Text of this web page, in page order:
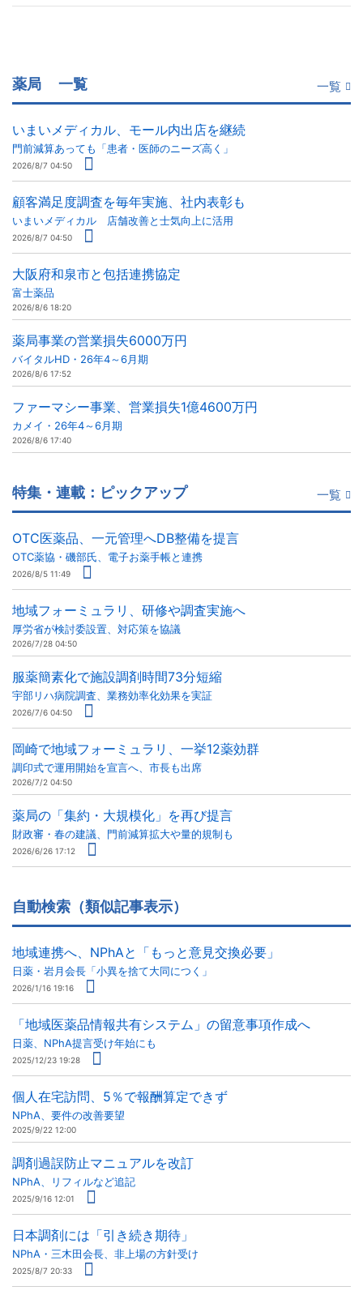
薬局 一覧 一覧
いまいメディカル、モール内出店を継続
門前減算あっても「患者・医師のニーズ高く」
2026/8/7 04:50
顧客満足度調査を毎年実施、社内表彰も
いまいメディカル 店舗改善と士気向上に活用
2026/8/7 04:50
大阪府和泉市と包括連携協定
富士薬品
2026/8/6 18:20
薬局事業の営業損失6000万円
バイタルHD・26年4～6月期
2026/8/6 17:52
ファーマシー事業、営業損失1億4600万円
カメイ・26年4～6月期
2026/8/6 17:40
特集・連載：ピックアップ 一覧
OTC医薬品、一元管理へDB整備を提言
OTC薬協・磯部氏、電子お薬手帳と連携
2026/8/5 11:49
地域フォーミュラリ、研修や調査実施へ
厚労省が検討委設置、対応策を協議
2026/7/28 04:50
服薬簡素化で施設調剤時間73分短縮
宇部リハ病院調査、業務効率化効果を実証
2026/7/6 04:50
岡崎で地域フォーミュラリ、一挙12薬効群
調印式で運用開始を宣言へ、市長も出席
2026/7/2 04:50
薬局の「集約・大規模化」を再び提言
財政審・春の建議、門前減算拡大や量的規制も
2026/6/26 17:12
自動検索（類似記事表示）
地域連携へ、NPhAと「もっと意見交換必要」
日薬・岩月会長「小異を捨て大同につく」
2026/1/16 19:16
「地域医薬品情報共有システム」の留意事項作成へ
日薬、NPhA提言受け年始にも
2025/12/23 19:28
個人在宅訪問、5％で報酬算定できず
NPhA、要件の改善要望
2025/9/22 12:00
調剤過誤防止マニュアルを改訂
NPhA、リフィルなど追記
2025/9/16 12:01
日本調剤には「引き続き期待」
NPhA・三木田会長、非上場の方針受け
2025/8/7 20:33